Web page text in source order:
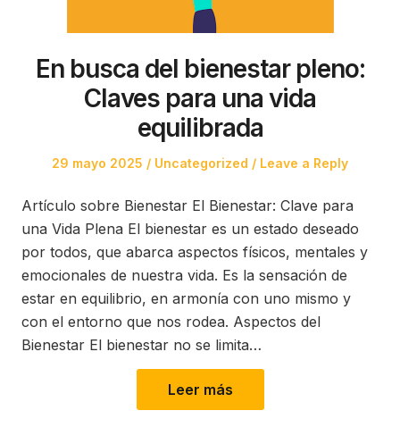
En busca del bienestar pleno:
Claves para una vida
equilibrada
Posted
29 mayo 2025
Posted
Uncategorized Leave a Reply
Artículo sobre Bienestar El Bienestar: Clave para
una Vida Plena El bienestar es un estado deseado
por todos, que abarca aspectos físicos, mentales y
emocionales de nuestra vida. Es la sensación de
estar en equilibrio, en armonía con uno mismo y
con el entorno que nos rodea. Aspectos del
Bienestar El bienestar no se limita…
Leer más